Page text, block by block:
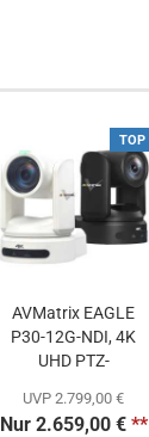
TOP
AVMatrix EAGLE
P30-12G-NDI, 4K
UHD PTZ-
UVP 2.799,00 €
Nur 2.659,00 €**